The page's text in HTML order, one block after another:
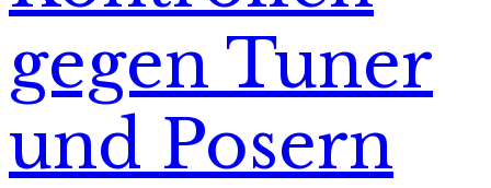
gegen Tuner
und Posern